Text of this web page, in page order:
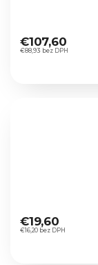
hodnotenie
produktu
€88,93 bez DPH
€107,60
hodnotenie
produktu
€16,20 bez DPH
€19,60